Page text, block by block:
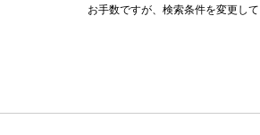
お手数ですが、検索条件を変更して